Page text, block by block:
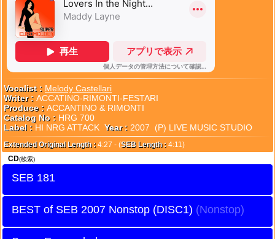
Vocalist : Melody Castellari
Writer : ACCATINO-RIMONTI-FESTARI
Produce : ACCANTINO & RIMONTI
Catalog No : HRG 700
Label : HI NRG ATTACK Year : 2007 (P) LIVE MUSIC STUDIO
Extended Original Length : 4:27 - (SEB Length : 4:11)
CD(検索)
SEB 181
BEST of SEB 2007 Nonstop (DISC1)